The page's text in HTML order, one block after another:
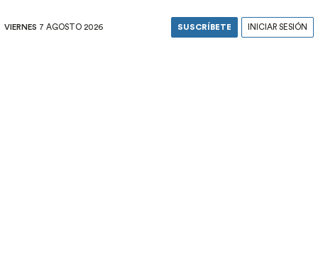
VIERNES 7 AGOSTO 2026 SUSCRÍBETE INICIAR SESIÓN